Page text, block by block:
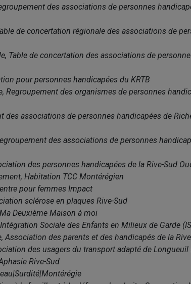
des associations de personnes
de concertation régionale des associations de
Table de concertation des associations de
pour personnes handicapées du KRTB
Regroupement des organismes de personnes
des associations de personnes handicapées de
des associations de personnes
des personnes handicapées de la Rive-Sud
Habitation TCC Montérégien
pour femmes Impact
sclérose en plaques Rive-Sud
Deuxième Maison à moi
Sociale des Enfants en Milieux de Garde
Association des parents et des handicapés de la
des usagers du transport adapté de Longueuil
Rive-Sud